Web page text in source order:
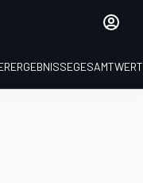
ERGEBNISSE